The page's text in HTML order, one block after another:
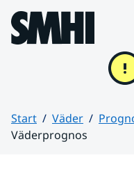
Hoppa till sidans innehåll
Start Väder
Väderprognos